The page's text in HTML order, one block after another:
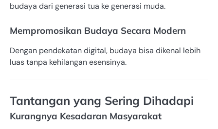
budaya dari generasi tua ke generasi muda.
Mempromosikan Budaya Secara Modern
Dengan pendekatan digital, budaya bisa dikenal lebih
luas tanpa kehilangan esensinya.
Tantangan yang Sering Dihadapi
Kurangnya Kesadaran Masyarakat